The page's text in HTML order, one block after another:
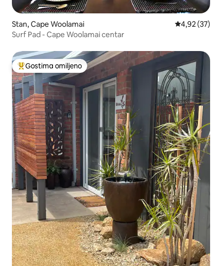
Stan, Cape Woolamai Prosečna
4,92 (37)
Surf Pad - Cape Woolamai centar
Najuspešniji među gostima omiljenim
Gostima omiljeno